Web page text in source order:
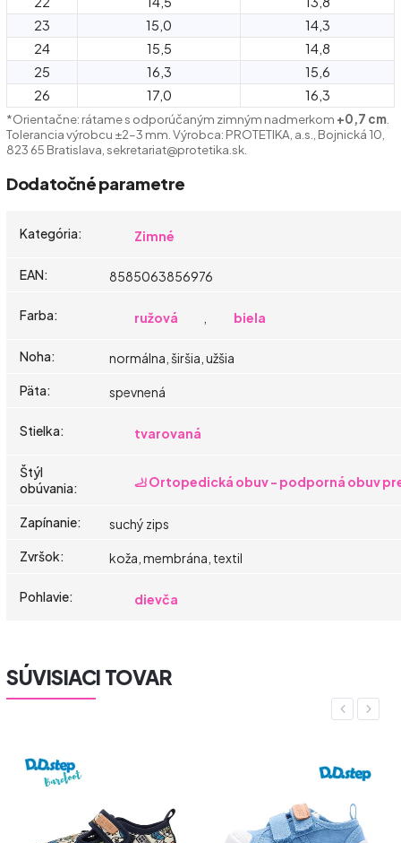
23
15,0
14,3
24
15,5
14,8
25
16,3
15,6
26
17,0 16,3
*Orientačne: rátame s odporúčaným zimným nadmerkom +0,7 cm
Tolerancia výrobcu ±2–3 mm. Výrobca: PROTETIKA, a.s., Bojnická 10,
823 65 Bratislava, sekretariat@protetika.sk.
Dodatočné parametre
Kategória: Zimné
EAN: 8585063856976
Farba: ružová biela
Noha:
normálna, širšia, užšia
Päta: spevnená
Stielka: tvarovaná
Štýl
obúvania: 🦶 Ortopedická obuv - podporná obuv
Zapínanie:
suchý zips
Zvršok: koža, membrána, textil
Pohlavie: dievča
SÚVISIACI TOVAR
Previous
Next